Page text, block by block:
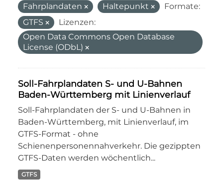
Fahrplandaten Haltepunkt
Formate:
GTFS
Lizenzen:
Open Data Commons Open Database
License (ODbL)
Soll-Fahrplandaten S- und U-Bahnen
Baden-Württemberg mit Linienverlauf
Soll-Fahrplandaten der S- und U-Bahnen in
Baden-Württemberg, mit Linienverlauf, im
GTFS-Format - ohne
Schienenpersonennahverkehr. Die gezippten
GTFS-Daten werden wöchentlich...
GTFS